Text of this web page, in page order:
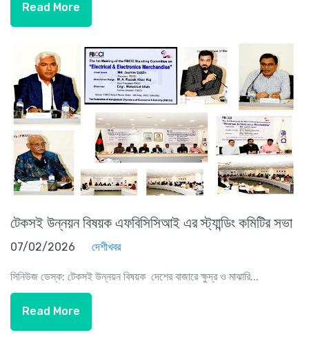
Read More
টেকসই উন্নয়ন বিষয়ক এফবিসিসিআই এর স্ট্যান্ডিং কমিটির সভা
07/02/2026 দেশীখবর
সিনিউজ ডেস্ক: টেকসই উন্নয়ন বিষয়ক দেশের বাজারে ক্ষুদ্র ও মাঝারি...
Read More